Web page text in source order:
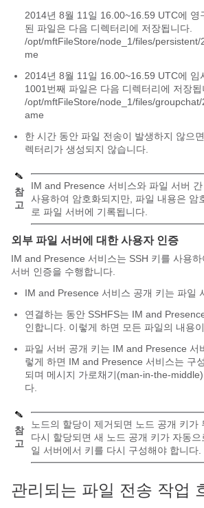
2014년 8월 11일 16.00~16.59 UTC에 영
된 파일은 다음 디렉터리에 저장됩니다.
/opt/mftFileStore/node_1/files/persistent/
me
2014년 8월 11일 16.00~16.59 UTC에 임
1001번째 파일은 다음 디렉터리에 저장됩
/opt/mftFileStore/node_1/files/
ame
한 시간 동안 파일 전송이 발생하지 않으
렉터리가 생성되지 않습니다.
참
고
IM and Presence 서비스와 파일 서버
사용하여 암호화되지만, 파일 내용은 암
로 파일 서버에 기록됩니다.
외부 파일 서버에 대한 사용자 인증
IM and Presence 서비스는 SSH 키를 사용
서버 인증을 수행합니다.
IM and Presence 서비스 공개 키는 파일
연결하는 동안 SSHFS는 IM and
인합니다. 이렇게 하면 모든 파일의 내용
파일 서버 공개 키는 IM and Presence 서
렇게 하면 IM and Presence 서비스는 구
되며 메시지 가로채기(man-in-the-
다.
참
고
노드의 할당이 제거되면 노드 공개 키가
다시 할당되면 새 노드 공개 키가 자동
일 서버에서 키를 다시 구성해야 합니다.
관리되는 파일 전송 작업